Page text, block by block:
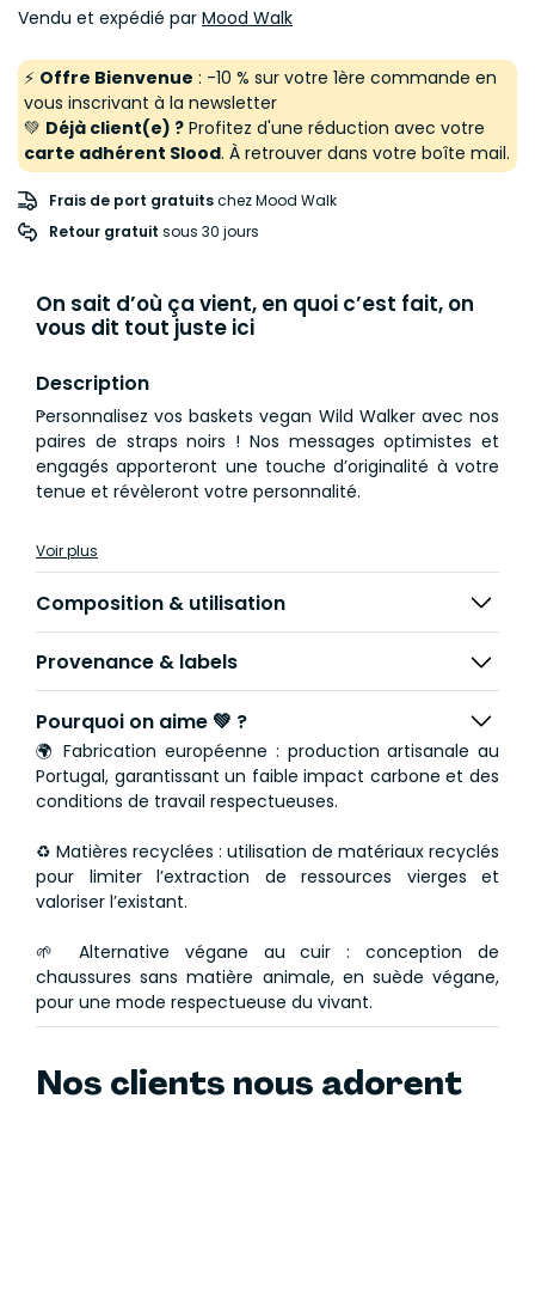
Vendu et expédié par Mood Walk
⚡ Offre Bienvenue : -10 % sur votre 1ère commande en
vous inscrivant à la newsletter
💚 Déjà client(e) ? Profitez d'une réduction avec votre
carte adhérent Slood. À retrouver dans votre boîte mail.
Frais de port gratuitschez Mood Walk
Retour gratuit sous 30 jours
On sait d’où ça vient, en quoi c’est fait, on
vous dit tout juste ici
Description
Personnalisez vos baskets vegan Wild Walker avec nos
paires de straps noirs ! Nos messages optimistes et
engagés apporteront une touche d’originalité à votre
tenue et révèleront votre personnalité.
Avec au choix 8 messages brodés, personnalisez
(presque) à l’infini vos baskets blanches Wild Walker.
Amovibles grâce à leur côté velcro, vous pourrez
changer le strap et modifier le message de vos
Féministe, écolo ou feel good, choisissez le message
qui vous convient pour affronter votre journée et
atteindre vos objectifs.
Pour vous démarquer tout en étant chic et stylée,
nous vous recommandons d’assortir ces straps avec
les baskets vegan Wild Walker noir.
Voir plus
Composition & utilisation
Provenance & labels
Pourquoi on aime 💚 ?
🌍 Fabrication européenne : production artisanale au
Portugal, garantissant un faible impact carbone et des
conditions de travail respectueuses.
♻️ Matières recyclées : utilisation de matériaux recyclés
pour limiter l’extraction de ressources vierges et
valoriser l’existant.
🌱 Alternative végane au cuir : conception de
chaussures sans matière animale, en suède végane,
pour une mode respectueuse du vivant.
Nos clients nous adorent